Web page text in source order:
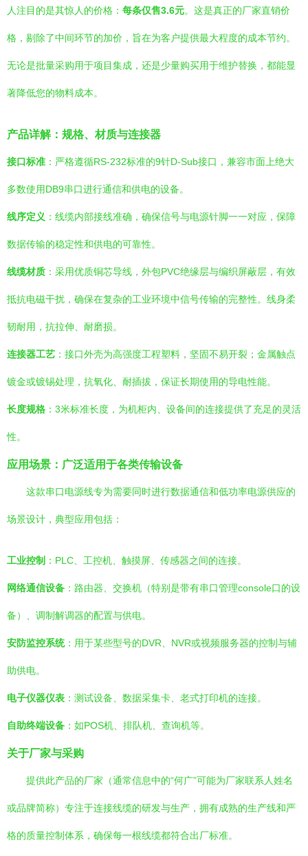
人注目的是其惊人的价格： 每条仅售3.6元。这是真正的厂家直销价
格，剔除了中间环节的加价，旨在为客户提供最大程度的成本节约。
无论是批量采购用于项目集成，还是少量购买用于维护替换，都能显
著降低您的物料成本。
产品详解：规格、材质与连接器
接口标准 ：严格遵循RS-232标准的9针D-Sub接口，兼容市面上绝大
多数使用DB9串口进行通信和供电的设备。
线序定义 ：线缆内部接线准确，确保信号与电源针脚一一对应，保障
数据传输的稳定性和供电的可靠性。
线缆材质 ：采用优质铜芯导线，外包PVC绝缘层与编织屏蔽层，有效
抵抗电磁干扰，确保在复杂的工业环境中信号传输的完整性。线身柔
韧耐用，抗拉伸、耐磨损。
连接器工艺 ：接口外壳为高强度工程塑料，坚固不易开裂；金属触点
镀金或镀锡处理，抗氧化、耐插拔，保证长期使用的导电性能。
长度规格 ：3米标准长度，为机柜内、设备间的连接提供了充足的灵活
性。
应用场景：广泛适用于各类传输设备
这款串口电源线专为需要同时进行数据通信和低功率电源供应的
场景设计，典型应用包括：
工业控制 ：PLC、工控机、触摸屏、传感器之间的连接。
网络通信设备 ：路由器、交换机（特别是带有串口管理console口的设
备）、调制解调器的配置与供电。
安防监控系统：用于某些型号的DVR、NVR或视频服务器的控制与辅
助供电。
电子仪器仪表 ：测试设备、数据采集卡、老式打印机的连接。
自助终端设备 ：如POS机、排队机、查询机等。
关于厂家与采购
提供此产品的厂家（通常信息中的“何广”可能为厂家联系人姓名
或品牌简称）专注于连接线缆的研发与生产，拥有成熟的生产线和严
格的质量控制体系，确保每一根线缆都符合出厂标准。